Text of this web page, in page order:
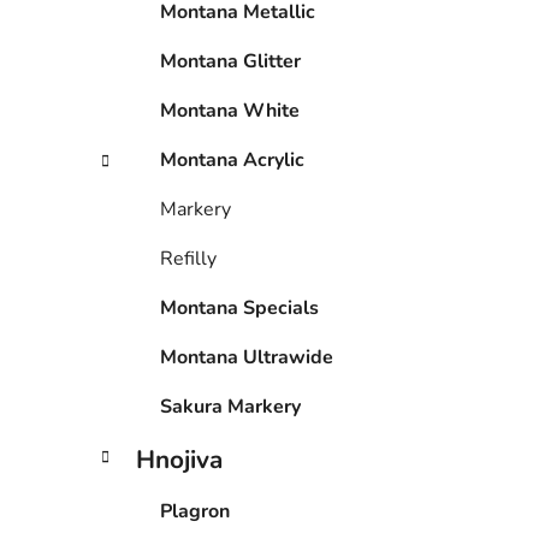
e
l
Montana Metallic
Montana Glitter
Montana White
Montana Acrylic
Markery
Refilly
Montana Specials
Montana Ultrawide
Sakura Markery
Hnojiva
Plagron